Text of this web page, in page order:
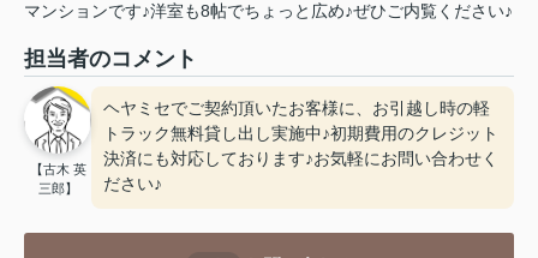
マンションです♪洋室も8帖でちょっと広め♪ぜひご内覧ください♪
担当者のコメント
【古木 英
三郎】
ヘヤミセでご契約頂いたお客様に、お引越し時の軽
トラック無料貸し出し実施中♪初期費用のクレジット
決済にも対応しております♪お気軽にお問い合わせく
ださい♪